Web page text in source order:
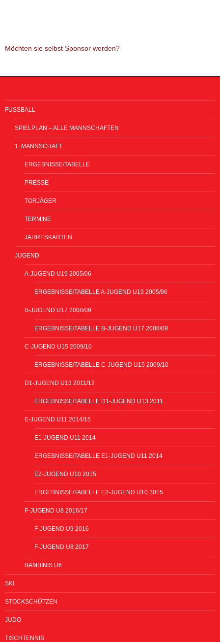
Möchten sie selbst Sponsor werden?
FUSSBALL
SPIELPLAN – ALLE MANNSCHAFTEN
1. MANNSCHAFT
ERGEBNISSE/TABELLE
PRESSE
TORJÄGER
TERMINE
JAHRESKARTEN
JUGEND
A-JUGEND U19 2005/06
ERGEBNISSE/TABELLE A-JUGEND U19 2005/06
B-JUGEND U17 2008/09
ERGEBNISSE/TABELLE B-JUGEND U17 2008/09
C-JUGEND U15 2009/10
ERGEBNISSE/TABELLE C-JUGEND U15 2009/10
D1-JUGEND U13 2011/12
ERGEBNISSE/TABELLE D1-JUGEND U13 2011
E-JUGEND U11 2014/15
E1-JUGEND U11 2014
ERGEBNISSE/TABELLE E1-JUGEND U11 2014
E2-JUGEND U10 2015
ERGEBNISSE/TABELLE E2-JUGEND U10 2015
F-JUGEND U8 2016/17
F-JUGEND U9 2016
F-JUGEND U8 2017
BAMBINIS U6
SKI
STOCKSCHÜTZEN
JUDO
TISCHTENNIS